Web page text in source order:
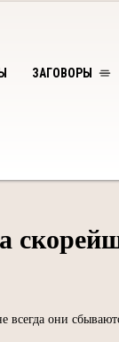
ЗАГОВОРЫ
всегда они